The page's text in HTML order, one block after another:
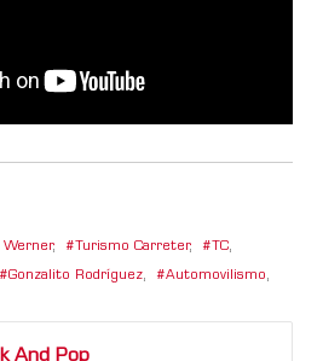
Werner, Turismo Carreter, TC,
Gonzalito Rodríguez, Automovilismo,
And Pop